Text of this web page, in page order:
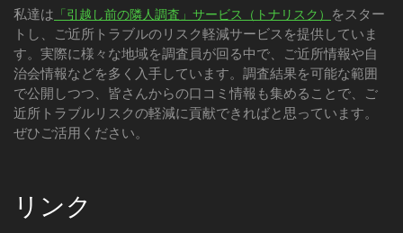
私達は 「引越し前の隣人調査」サービス（トナリスク） をスター
トし、ご近所トラブルのリスク軽減サービスを提供していま
す。実際に様々な地域を調査員が回る中で、ご近所情報や自
治会情報などを多く入手しています。調査結果を可能な範囲
で公開しつつ、皆さんからの口コミ情報も集めることで、ご
近所トラブルリスクの軽減に貢献できればと思っています。
ぜひご活用ください。
リンク